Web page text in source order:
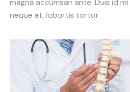
magna accumsan ante. Duis id
neque at, lobortis tortor.